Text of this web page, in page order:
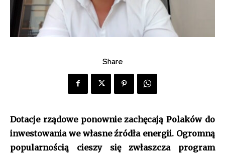
Share
Dotacje rządowe ponownie zachęcają Polaków do
inwestowania we własne źródła energii. Ogromną
popularnością cieszy się zwłaszcza program